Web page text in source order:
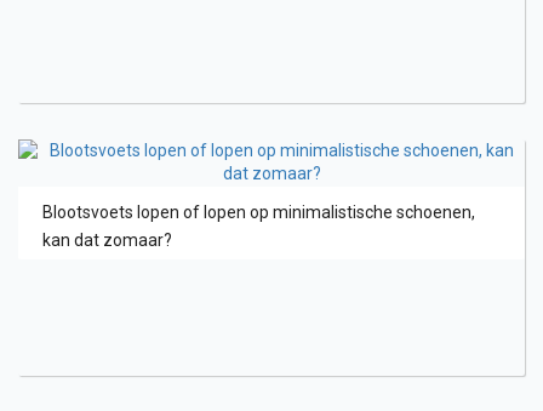
Blootsvoets lopen of lopen op minimalistische schoenen,
kan dat zomaar?